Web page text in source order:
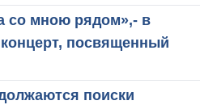
со мною рядом»,- в
посвященный
поиски